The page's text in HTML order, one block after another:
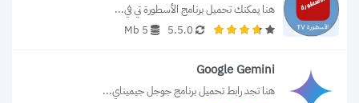
هنا يمكنك تحميل برنامج الأسطورة تي في...
5.5.0
5 Mb
Google Gemini
هنا تجد رابط تحميل برنامج جوجل جيميناي...